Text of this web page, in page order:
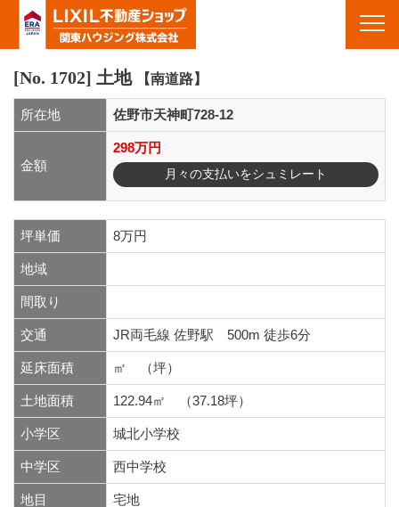
ウジング(株)
[No. 1702] 土地 【南道路】
所在地 佐野市天神町728-12
金額
298万円
月々の支払いをシュミレート
坪単価 8万円
地域
間取り
交通 JR両毛線 佐野駅 500m 徒歩6分
延床面積 ㎡ （坪）
土地面積 122.94㎡ （37.18坪）
小学区 城北小学校
中学区 西中学校
地目 宅地